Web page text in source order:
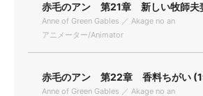
赤毛のアン 第21章 新しい牧師夫
Anne of Green Gables ／ Akage no an
アニメーター/Animator
赤毛のアン 第22章 香料ちがい
Anne of Green Gables ／ Akage no an